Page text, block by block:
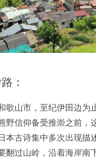
：
歌山市，至纪伊田边为
野信仰备受推崇之前，
本古诗集中多次出现描
翻过山岭，沿着海岸南下